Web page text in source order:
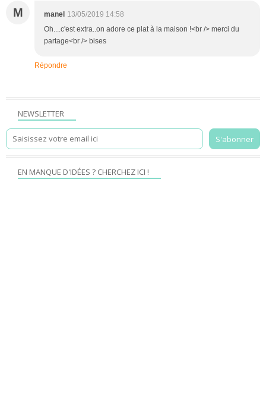
M manel 13/05/2019 14:58
Oh....c'est extra..on adore ce plat à la maison !<br /> merci du
partage<br /> bises
Répondre
NEWSLETTER
EN MANQUE D'IDÉES ? CHERCHEZ ICI !